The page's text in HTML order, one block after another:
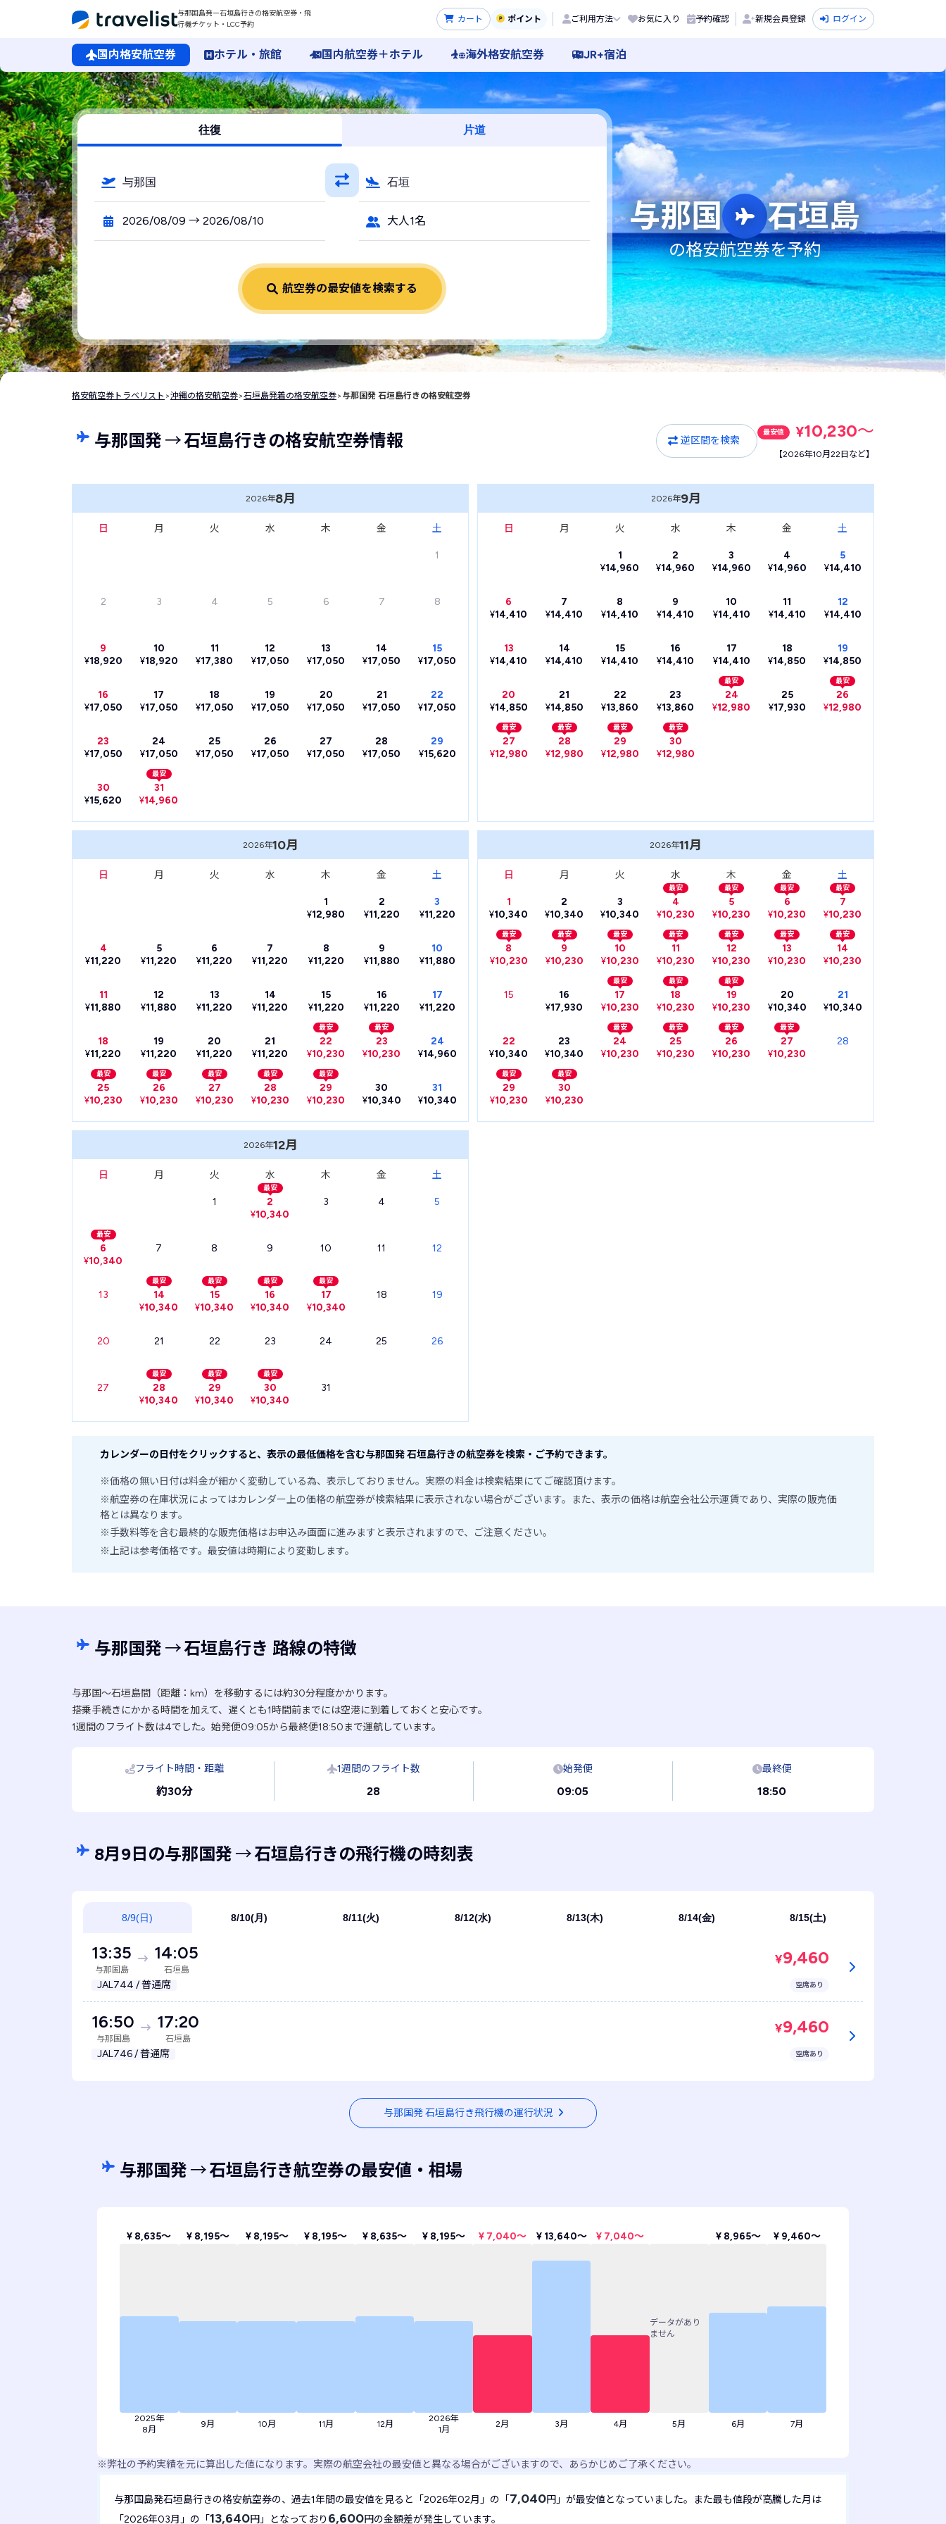
与那国島発ー石垣島行きの格安航空券・飛
行機チケット・LCC予約
カート ポイント ご利用方法 お気に入り 予約確認 新規会員登録 ログイン
国内格安航空券 ホテル・旅館 国内航空券＋ホテル 海外格安航空券
JR+宿泊
与那国島空港発→石垣島空港行きの格安航空券・飛行機・LCC予約
往復 片道
与那国 石垣
2026/08/09 → 2026/08/10 大人1名
航空券の最安値を検索する
与那国 石垣島
の格安航空券を予約
格安航空券トラベリスト >沖縄の格安航空券>石垣島発着の格安航空券> 与那国発 石垣島行きの格安航空券
与那国発 →石垣島行きの格安航空券情報 逆区間を検索
最安値 ¥10,230〜
【2026年10月22日など】
2026年8月
日 月 火 水 木 金 土
1
2 3 4 5 6 7 8
9
¥18,920
10
¥18,920
11
¥17,380
12
¥17,050
13
¥17,050
14
¥17,050
15
¥17,050
16
¥17,050
17
¥17,050
18
¥17,050
19
¥17,050
20
¥17,050
21
¥17,050
22
¥17,050
23
¥17,050
24
¥17,050
25
¥17,050
26
¥17,050
27
¥17,050
28
¥17,050
29
¥15,620
30
¥15,620
最安
31
¥14,960
2026年9月
日 月 火 水 木 金 土
1
¥14,960
2
¥14,960
3
¥14,960
4
¥14,960
5
¥14,410
6
¥14,410
7
¥14,410
8
¥14,410
9
¥14,410
10
¥14,410
11
¥14,410
12
¥14,410
13
¥14,410
14
¥14,410
15
¥14,410
16
¥14,410
17
¥14,410
18
¥14,850
19
¥14,850
20
¥14,850
21
¥14,850
22
¥13,860
23
¥13,860
最安
24
¥12,980
25
¥17,930
最安
26
¥12,980
最安
27
¥12,980
最安
28
¥12,980
最安
29
¥12,980
最安
30
¥12,980
2026年10月
日 月 火 水 木 金 土
1
¥12,980
2
¥11,220
3
¥11,220
4
¥11,220
5
¥11,220
6
¥11,220
7
¥11,220
8
¥11,220
9
¥11,880
10
¥11,880
11
¥11,880
12
¥11,880
13
¥11,220
14
¥11,220
15
¥11,220
16
¥11,220
17
¥11,220
18
¥11,220
19
¥11,220
20
¥11,220
21
¥11,220
最安
22
¥10,230
最安
23
¥10,230
24
¥14,960
最安
25
¥10,230
最安
26
¥10,230
最安
27
¥10,230
最安
28
¥10,230
最安
29
¥10,230
30
¥10,340
31
¥10,340
2026年11月
日 月 火 水 木 金 土
1
¥10,340
2
¥10,340
3
¥10,340
最安
4
¥10,230
最安
5
¥10,230
最安
6
¥10,230
最安
7
¥10,230
最安
8
¥10,230
最安
9
¥10,230
最安
10
¥10,230
最安
11
¥10,230
最安
12
¥10,230
最安
13
¥10,230
最安
14
¥10,230
15
16
¥17,930
最安
17
¥10,230
最安
18
¥10,230
最安
19
¥10,230
20
¥10,340
21
¥10,340
22
¥10,340
23
¥10,340
最安
24
¥10,230
最安
25
¥10,230
最安
26
¥10,230
最安
27
¥10,230
28
最安
29
¥10,230
最安
30
¥10,230
2026年12月
日 月 火 水 木 金 土
1
最安
2
¥10,340
3 4 5
最安
6
¥10,340
7 8 9 10 11 12
13
最安
14
¥10,340
最安
15
¥10,340
最安
16
¥10,340
最安
17
¥10,340
18 19
20 21 22 23 24 25 26
27
最安
28
¥10,340
最安
29
¥10,340
最安
30
¥10,340
31
カレンダーの日付をクリックすると、表示の最低価格を含む与那国発 石垣島行きの航空券を検索・ご予約できます。
※価格の無い日付は料金が細かく変動している為、表示しておりません。実際の料金は検索結果にてご確認頂けます。
※航空券の在庫状況によってはカレンダー上の価格の航空券が検索結果に表示されない場合がございます。また、表示の価格は航空会社公示運賃であり、実際の販売価
格とは異なります。
※手数料等を含む最終的な販売価格はお申込み画面に進みますと表示されますので、ご注意ください。
※上記は参考価格です。最安値は時期により変動します。
与那国発 →石垣島行き 路線の特徴
与那国〜石垣島間（距離：km）を移動するには約30分程度かかります。
搭乗手続きにかかる時間を加えて、遅くとも1時間前までには空港に到着しておくと安心です。
1週間のフライト数は4でした。始発便09:05から最終便18:50まで運航しています。
フライト時間・距離
約30分
1週間のフライト数
28
始発便
09:05
最終便
18:50
8月9日の与那国発 →石垣島行きの飛行機の時刻表
8/9(日) 8/10(月) 8/11(火) 8/12(水) 8/13(木) 8/14(金) 8/15(土)
13:35
与那国島
14:05
石垣島
JAL744 / 普通席
¥9,460
空席あり
16:50
与那国島
17:20
石垣島
JAL746 / 普通席
¥9,460
空席あり
与那国発 石垣島行き飛行機の運行状況
与那国発 →石垣島行き航空券の最安値・相場
2025年
8月
¥ 8,635〜
9月
¥ 8,195〜
10月
¥ 8,195〜
11月
¥ 8,195〜
12月
¥ 8,635〜
2026年
1月
¥ 8,195〜
2月
¥ 7,040〜
3月
¥ 13,640〜
4月
¥ 7,040〜
5月
データがあり
ません
6月
¥ 8,965〜
7月
¥ 9,460〜
※弊社の予約実績を元に算出した値になります。実際の航空会社の最安値と異なる場合がございますので、あらかじめご了承ください。
与那国島発石垣島行きの格安航空券の、過去1年間の最安値を見ると「2026年02月」の「 7,040円」が最安値となっていました。また最も値段が高騰した月は
「2026年03月」の「 13,640円」となっており 6,600円の金額差が発生しています。